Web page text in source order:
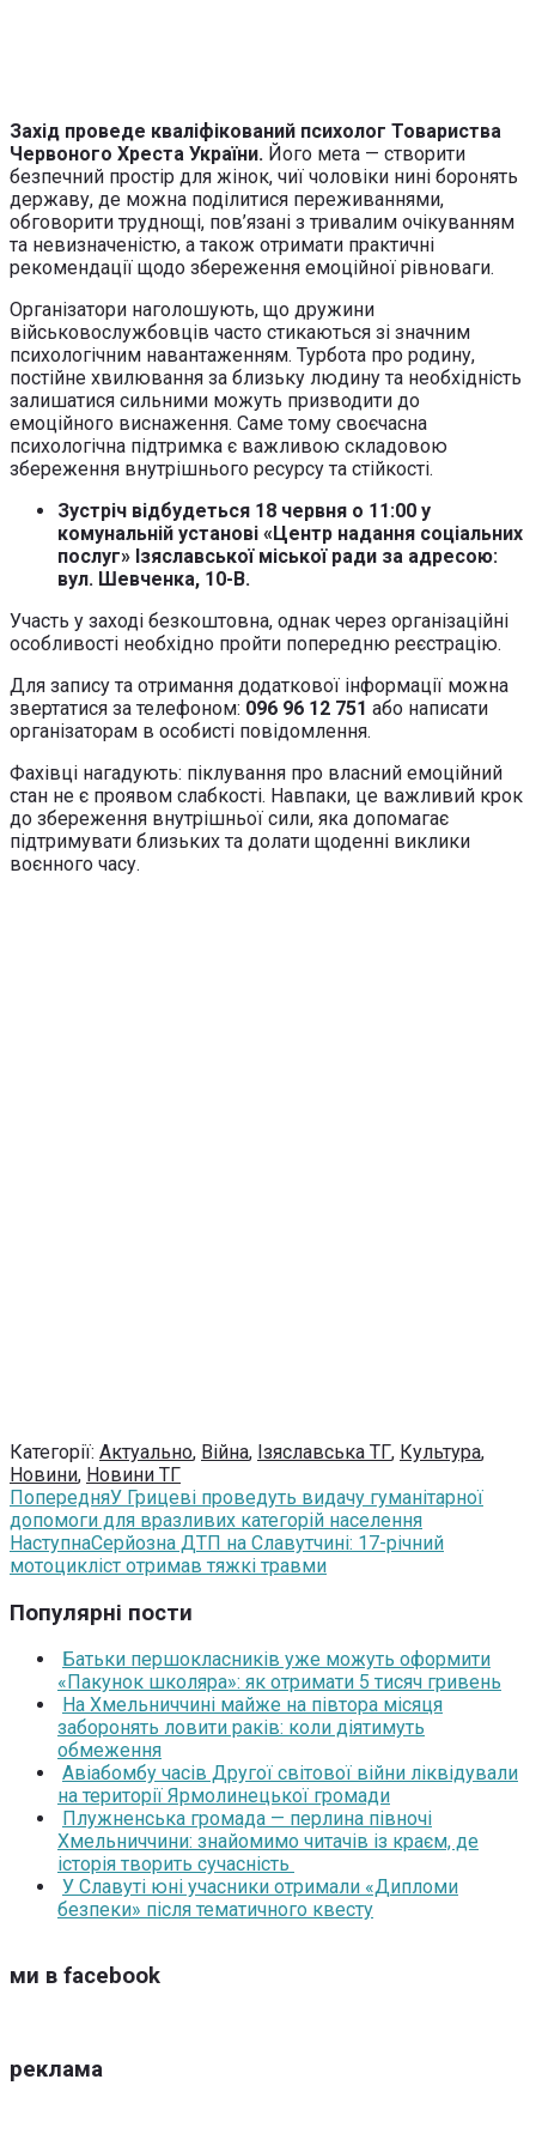
Захід проведе кваліфікований психолог Товариства
Червоного Хреста України. Його мета — створити
безпечний простір для жінок, чиї чоловіки нині боронять
державу, де можна поділитися переживаннями,
обговорити труднощі, пов’язані з тривалим очікуванням
та невизначеністю, а також отримати практичні
рекомендації щодо збереження емоційної рівноваги.
Організатори наголошують, що дружини
військовослужбовців часто стикаються зі значним
психологічним навантаженням. Турбота про родину,
постійне хвилювання за близьку людину та необхідність
залишатися сильними можуть призводити до
емоційного виснаження. Саме тому своєчасна
психологічна підтримка є важливою складовою
збереження внутрішнього ресурсу та стійкості.
Зустріч відбудеться 18 червня о 11:00 у
комунальній установі «Центр надання соціальних
послуг» Ізяславської міської ради за адресою:
вул. Шевченка, 10-В.
Участь у заході безкоштовна, однак через організаційні
особливості необхідно пройти попередню реєстрацію.
Для запису та отримання додаткової інформації можна
звертатися за телефоном: 096 96 12 751 або написати
організаторам в особисті повідомлення.
Фахівці нагадують: піклування про власний емоційний
стан не є проявом слабкості. Навпаки, це важливий крок
до збереження внутрішньої сили, яка допомагає
підтримувати близьких та долати щоденні виклики
воєнного часу.
Категорії: Актуально, Війна, Ізяславська ТГ, Культура,
Новини, Новини ТГ
ПопередняУ Грицеві проведуть видачу гуманітарної
допомоги для вразливих категорій населення
НаступнаСерйозна ДТП на Славутчині: 17-річний
мотоцикліст отримав тяжкі травми
Популярні пости
Батьки першокласників уже можуть оформити
«Пакунок школяра»: як отримати 5 тисяч гривень
На Хмельниччині майже на півтора місяця
заборонять ловити раків: коли діятимуть
обмеження
Авіабомбу часів Другої світової війни ліквідували
на території Ярмолинецької громади
Плужненська громада — перлина півночі
Хмельниччини: знайомимо читачів із краєм, де
історія творить сучасність
У Славуті юні учасники отримали «Дипломи
безпеки» після тематичного квесту
ми в facebook
реклама